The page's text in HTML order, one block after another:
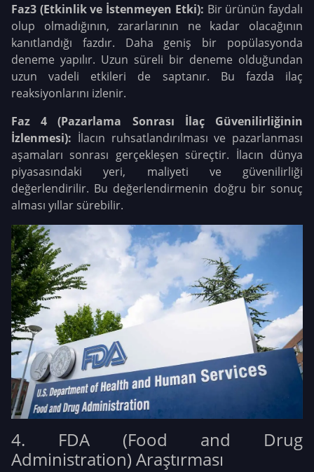
Faz3 (Etkinlik ve İstenmeyen Etki): Bir ürünün faydalı
olup olmadığının, zararlarının ne kadar olacağının
kanıtlandığı fazdır. Daha geniş bir popülasyonda
deneme yapılır. Uzun süreli bir deneme olduğundan
uzun vadeli etkileri de saptanır. Bu fazda ilaç
reaksiyonlarını izlenir.
Faz 4 (Pazarlama Sonrası İlaç Güvenilirliğinin
İzlenmesi): İlacın ruhsatlandırılması ve pazarlanması
aşamaları sonrası gerçekleşen süreçtir. İlacın dünya
piyasasındaki yeri, maliyeti ve güvenilirliği
değerlendirilir. Bu değerlendirmenin doğru bir sonuç
alması yıllar sürebilir.
4. FDA (Food and Drug
Administration) Araştırması